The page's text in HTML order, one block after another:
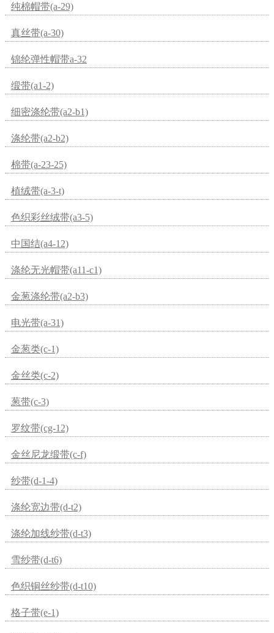
纯棉帽带(a-29)
真丝带(a-30)
锦纶弹性帽带a-32
缎带(a1-2)
细密涤纶带(a2-b1)
涤纶带(a2-b2)
棉带(a-23-25)
植绒带(a-3-t)
色织彩丝绒带(a3-5)
中国结(a4-12)
涤纶无光帽带(a11-c1)
金葱涤纶带(a2-b3)
电光带(a-31)
金葱类(c-1)
金丝类(c-2)
葱带(c-3)
罗纹带(cg-12)
金丝尼龙缎带(c-f)
纱带(d-1-4)
涤纶宽边带(d-t2)
涤纶加线纱带(d-t3)
雪纱带(d-t6)
色织铜丝纱带(d-t10)
格子带(e-1)